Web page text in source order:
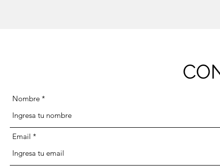
Nombre
Email